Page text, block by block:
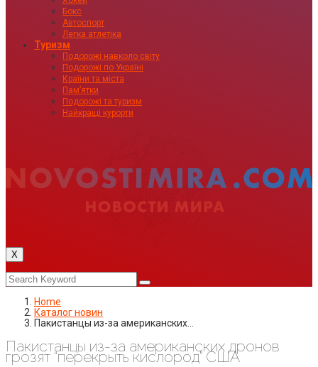
Бокс
Автоспорт
Легка атлетіка
Туризм
Подорожі навколо світу
Подорожі по Україні
Країни та міста
Пам’ятки
Подорожі та туризм
Найкращі курорти
X
Home
Каталог новин
Пакистанцы из-за американских…
Пакистанцы из-за американских дронов
грозят “перекрыть кислород” США